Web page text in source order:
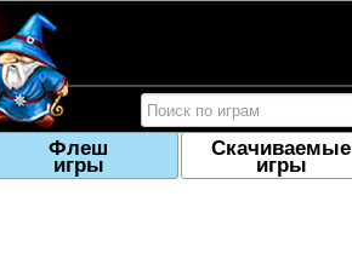
Флеш
игры
Скачиваемые
игры